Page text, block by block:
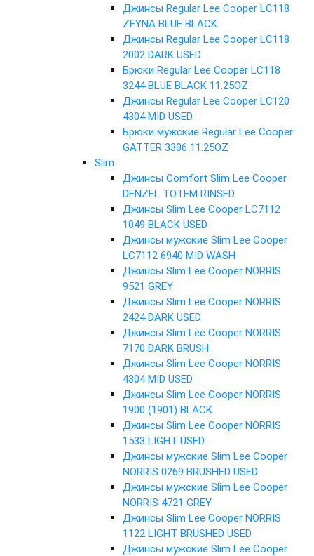
Джинсы Regular Lee Cooper LC118
ZEYNA BLUE BLACK
Джинсы Regular Lee Cooper LC118
2002 DARK USED
Брюки Regular Lee Cooper LC118
3244 BLUE BLACK 11.25OZ
Джинсы Regular Lee Cooper LC120
4304 MID USED
Брюки мужские Regular Lee Cooper
GATTER 3306 11.25OZ
Slim
Джинсы Comfort Slim Lee Cooper
DENZEL TOTEM RINSED
Джинсы Slim Lee Cooper LC7112
1049 BLACK USED
Джинсы мужские Slim Lee Cooper
LC7112 6940 MID WASH
Джинсы Slim Lee Cooper NORRIS
9521 GREY
Джинсы Slim Lee Cooper NORRIS
2424 DARK USED
Джинсы Slim Lee Cooper NORRIS
7170 DARK BRUSH
Джинсы Slim Lee Cooper NORRIS
4304 MID USED
Джинсы Slim Lee Cooper NORRIS
1900 (1901) BLACK
Джинсы Slim Lee Cooper NORRIS
1533 LIGHT USED
Джинсы мужские Slim Lee Cooper
NORRIS 0269 BRUSHED USED
Джинсы мужские Slim Lee Cooper
NORRIS 4721 GREY
Джинсы Slim Lee Cooper NORRIS
1122 LIGHT BRUSHED USED
Джинсы мужские Slim Lee Cooper